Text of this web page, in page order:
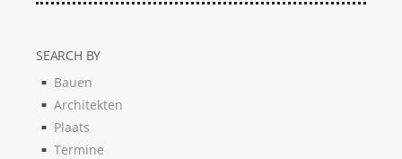
SEARCH BY
Bauen
Architekten
Plaats
Termine